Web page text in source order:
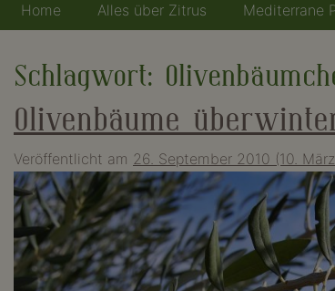
Hauptnavigation
Home Alles über Zitrus Mediterrane
Schlagwort:
Olivenbäume
Veröffentlicht am 26. September 2010 (10.